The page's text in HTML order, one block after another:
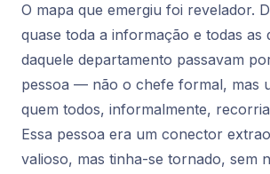
O mapa que emergiu foi revelador.
quase toda a informação e todas as
daquele departamento passavam
pessoa — não o chefe formal, mas
quem todos, informalmente,
Essa pessoa era um conector
valioso, mas tinha-se tornado, sem